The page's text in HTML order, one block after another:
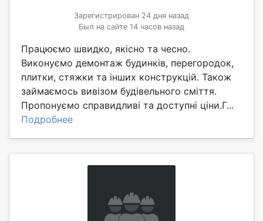
Зарегистрирован 24 дня назад
Был на сайте 14 часов назад
Працюємо швидко, якісно та чесно.
Виконуємо демонтаж будинків, перегородок,
плитки, стяжки та інших конструкцій. Також
займаємось вивізом будівельного сміття.
Пропонуємо справидливі та доступні ціни.Г...
Подробнее